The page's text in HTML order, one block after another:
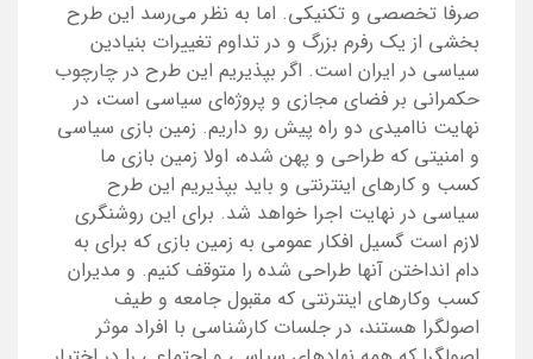
صرفا تخصصی و ‌تکنیکی. اما به نظر می‌رسد این طرح
بخشی از یک رفرم بزرگ و در تداوم تغییرات بنیادین
سیاسی در ایران است. اگر بپذیریم این طرح در چارچوب
حکمرانی بر فضای مجازی و پروژه‌ای سیاسی است، در
نهایت ناامیدی دو راه پیش رو داریم. زمین بازی سیاسی
و امنیتی که طراحی و‌ پهن شده، اولا زمین بازی ما
کسب و ‌کارهای اینترنتی و باید بپذیریم این طرح
سیاسی در نهایت اجرا خواهد شد. برای این روشنگری
لازم است گسیل افکار عمومی به زمین بازی که برای به
دام انداختن آنها طراحی شده را متوقف کنیم. و ‌مدیران
کسب و‌کارهای اینترنتی که مقبول جامعه و طیف
اصولگرا هستند، در جلسات کارشناسی با افراد موثر